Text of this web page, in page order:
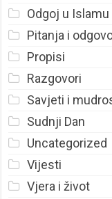
Odgoj u Islamu
Pitanja i
Propisi
Razgovori
Savjeti i
Sudnji Dan
Uncategorized
Vijesti
Vjera i život